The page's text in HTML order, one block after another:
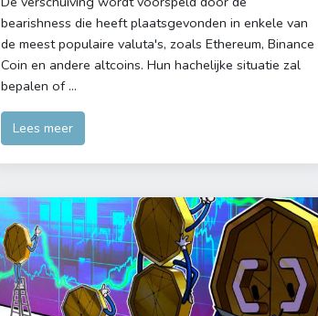
bearishness die heeft plaatsgevonden in enkele van
de meest populaire valuta's, zoals Ethereum, Binance
Coin en andere altcoins. Hun hachelijke situatie zal
bepalen of …
Lees meer